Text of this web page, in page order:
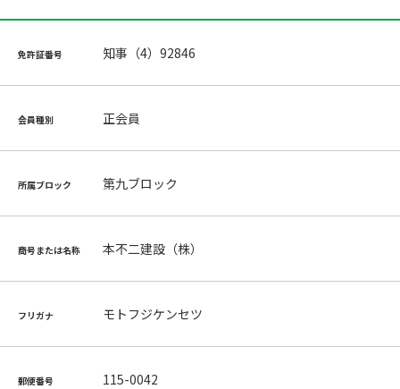
免許証番号 知事（4）92846
会員種別 正会員
所属ブロック 第九ブロック
商号または名称 本不二建設（株）
フリガナ モトフジケンセツ
郵便番号 115-0042